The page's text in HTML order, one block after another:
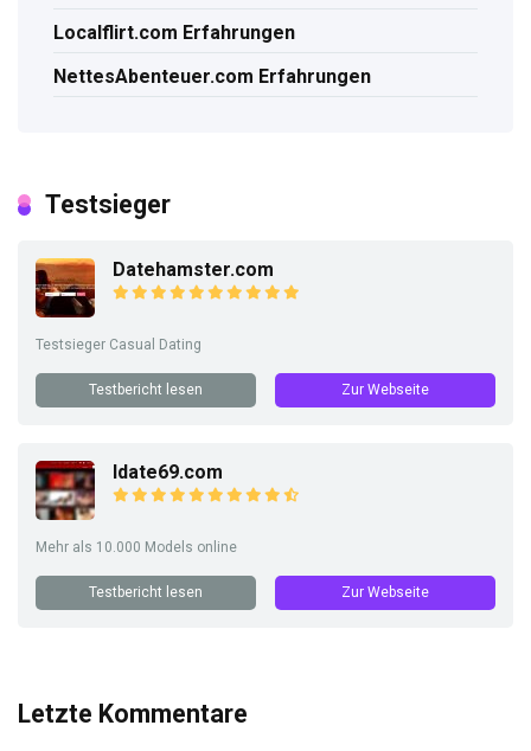
Localflirt.com Erfahrungen
NettesAbenteuer.com Erfahrungen
Testsieger
Datehamster.com
Testsieger Casual Dating
Testbericht lesen Zur Webseite
Idate69.com
Mehr als 10.000 Models online
Testbericht lesen Zur Webseite
Letzte Kommentare